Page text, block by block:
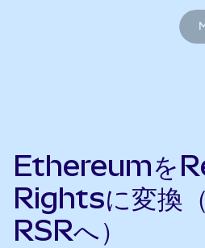
Ethereumを
Rightsに変換
RSRへ）